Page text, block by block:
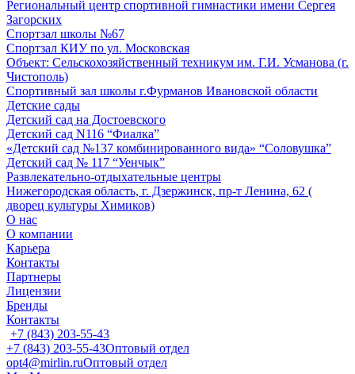
Региональный центр спортивной гимнастики имени Сергея
Загорских
Спортзал школы №67
Спортзал КИУ по ул. Московская
Объект: Сельскохозяйственный техникум им. Г.И. Усманова (г.
Чистополь)
Спортивный зал школы г.Фурманов Ивановской области
Детские сады
Детский сад на Достоевского
Детский сад N116 “Фиалка”
«Детский сад №137 комбинированного вида» “Соловушка”
Детский сад № 117 “Уенчык”
Развлекательно-отдыхательные центры
Нижегородская область, г. Дзержинск, пр-т Ленина, 62 (
дворец культуры Химиков)
О нас
О компании
Карьера
Контакты
Партнеры
Лицензии
Бренды
Контакты
+7 (843) 203-55-43
+7 (843) 203-55-43Оптовый отдел
opt4@mirlin.ruОптовый отдел